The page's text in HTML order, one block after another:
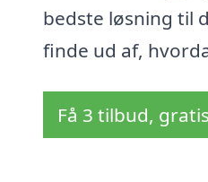
bedste løsning til
finde ud af,
Få 3 tilbud,